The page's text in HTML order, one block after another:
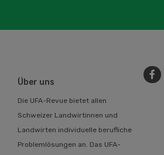
Über uns
Die UFA-Revue bietet allen
Schweizer Landwirtinnen und
Landwirten individuelle berufliche
Problemlösungen an. Das UFA-